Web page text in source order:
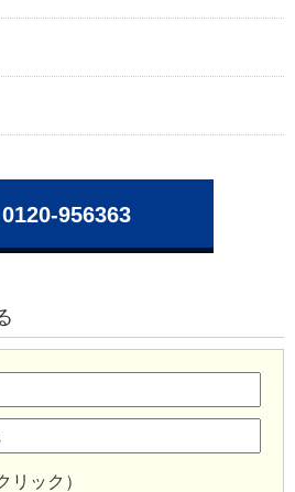
0120-956363
リック）